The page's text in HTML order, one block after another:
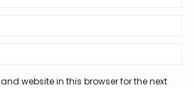
website in this browser for the next